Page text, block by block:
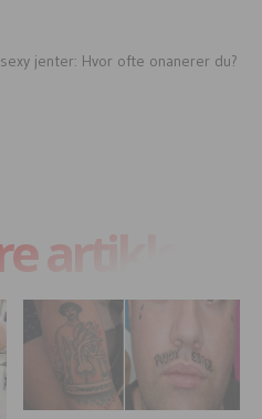
jenter: Hvor ofte onanerer du?
artikler